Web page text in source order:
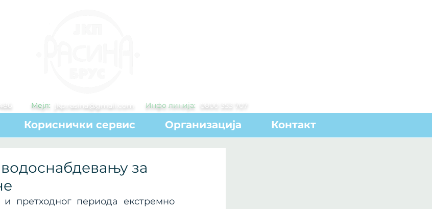
Мејл: jkp.rasina@gmail.com Инфо линија: 0800 353 707
Кориснички сервис Организација Контакт
за
претходног периода екстремно